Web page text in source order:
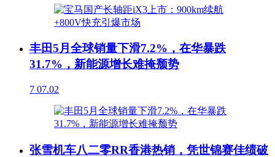
丰田5月全球销量下滑7.2%，在华暴跌
31.7%，新能源增长难掩颓势
7 07.02
张雪机车八二零RR香港热销，凭世锦赛佳绩破